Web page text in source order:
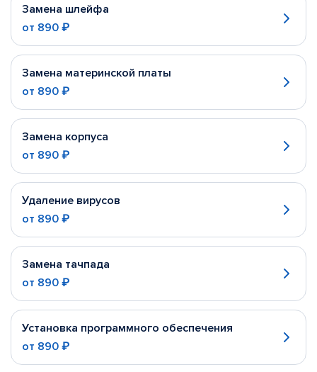
Замена шлейфа
от 890 ₽
Замена материнской платы
от 890 ₽
Замена корпуса
от 890 ₽
Удаление вирусов
от 890 ₽
Замена тачпада
от 890 ₽
Установка программного обеспечения
от 890 ₽